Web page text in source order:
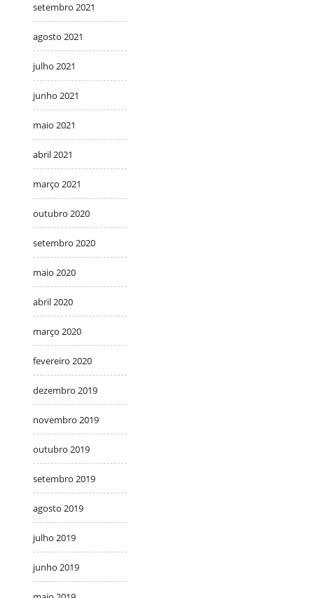
setembro 2021
agosto 2021
julho 2021
junho 2021
maio 2021
abril 2021
março 2021
outubro 2020
setembro 2020
maio 2020
abril 2020
março 2020
fevereiro 2020
dezembro 2019
novembro 2019
outubro 2019
setembro 2019
agosto 2019
julho 2019
junho 2019